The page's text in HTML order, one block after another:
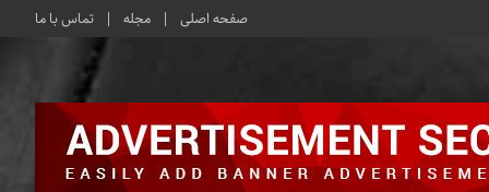
صفحه اصلی مجله تماس با ما